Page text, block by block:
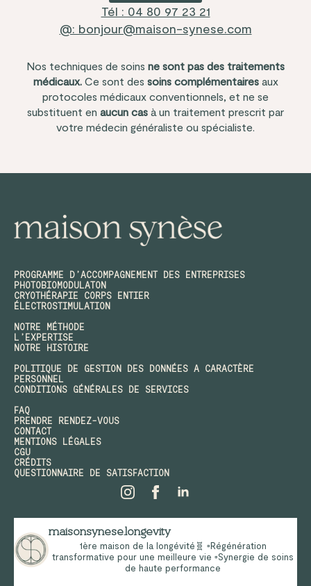
Tél : 04 80 97 23 21
@: bonjour@maison-synese.com
Nos techniques de soins ne sont pas des traitements
médicaux.Ce sont des soins complémentairesaux
protocoles médicaux conventionnels, et ne se
substituent en aucun cas à un traitement prescrit par
votre médecin généraliste ou spécialiste.
PROGRAMME D’ACCOMPAGNEMENT DES ENTREPRISES
PHOTOBIOMODULATON
CRYOTHÉRAPIE CORPS ENTIER
ÉLECTROSTIMULATION
NOTRE MÉTHODE
L’EXPERTISE
NOTRE HISTOIRE
POLITIQUE DE GESTION DES DONNÉES A CARACTÈRE
PERSONNEL
CONDITIONS GÉNÉRALES DE SERVICES
FAQ
PRENDRE RENDEZ-VOUS
CONTACT
MENTIONS LÉGALES
CGU
CRÉDITS
QUESTIONNAIRE DE SATISFACTION
maisonsynese.longevity
1ère maison de la longévité🧬 ▫️Régénération
transformative pour une meilleure vie ▫️Synergie de soins
de haute performance